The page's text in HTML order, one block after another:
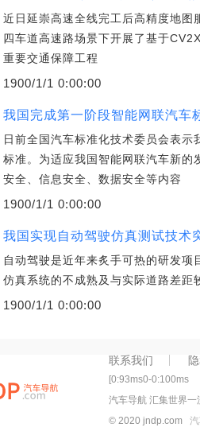
近日延崇高速全线完工后高精度地图
四车道高速路场景下开展了基于
重要交通保障工程
1900/1/1 0:00:00
我国完成第一阶段智能网联汽车
日前全国汽车标准化技术委员会表
标准。为适应我国智能网联汽车新
安全、信息安全、数据安全等内容
1900/1/1 0:00:00
我国实现自动驾驶仿真测试技术
自动驾驶是近年来炙手可热的研发
仿真系统的不成熟及与实际道路差距
1900/1/1 0:00:00
联系我们
[0:93ms0-0:100ms
汽车导航 汇集世界
© 2020 jndp.com